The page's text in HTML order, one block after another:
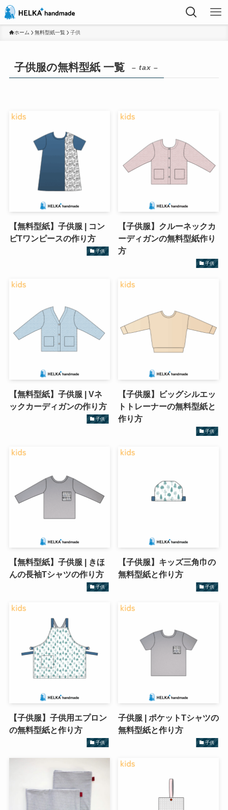
ホーム 無料型紙一覧 子供
子供服の無料型紙 一覧 – tax –
【無料型紙】子供服 | コン
ビTワンピースの作り方
子供
【子供服】クルーネックカ
ーディガンの無料型紙作り
方
子供
【無料型紙】子供服 | Vネ
ックカーディガンの作り方
子供
【子供服】ビッグシルエッ
トトレーナーの無料型紙と
作り方
子供
【無料型紙】子供服 | きほ
んの長袖Tシャツの作り方
子供
【子供服】キッズ三角巾の
無料型紙と作り方
子供
【子供服】子供用エプロン
の無料型紙と作り方
子供
子供服 | ポケットTシャツの
無料型紙と作り方
子供